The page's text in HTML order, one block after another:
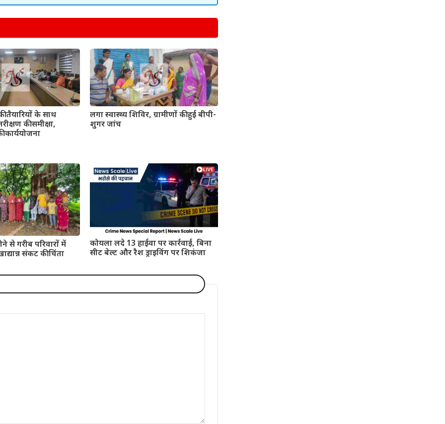
तैयारियों के साथ
की समीक्षा,
कार्ययोजना
लगा स्वास्थ्य शिविर, ग्रामीणों की हुई बीपी-
शुगर जांच
से गरीब परिवारों में
संकट की चिंता
कोयला लदे 13 हाईवा पर कार्रवाई, बिना
सीट बेल्ट और रैश ड्राइविंग पर शिकंजा